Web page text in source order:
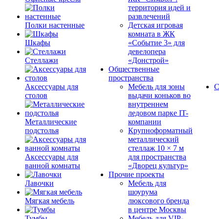
Полки настенные
Шкафы
Стеллажи
Аксессуары для
столов
Металлические
подстолья
Аксессуары для
ванной комнаты
Лавочки
Мягкая мебель
территория идей и
развлечений
Детская игровая
комната в ЖК
«Событие 3» для
девелопера
«Донстрой»
Общественные
пространства
Мебель для зоны
выдачи коньков во
внутреннем
ледовом парке IT-
компании
Крупноформатный
металлический
стеллаж 10 × 7 м
для пространства
«Дворец культур»
Прочие проекты
Мебель для
шоурума
люксового бренда
в центре Москвы